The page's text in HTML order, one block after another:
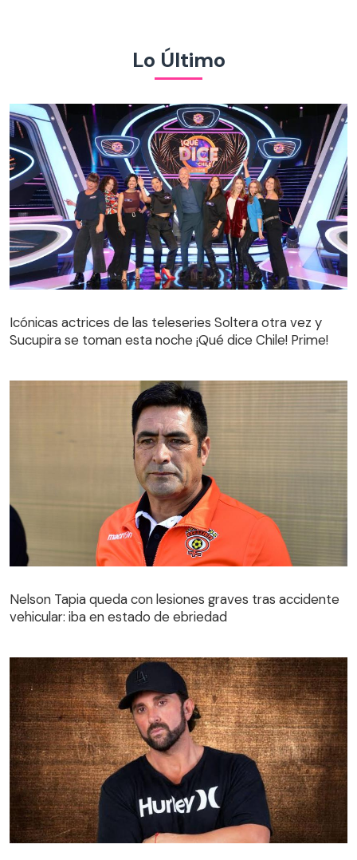
Lo Último
Icónicas actrices de las teleseries Soltera otra vez y
Sucupira se toman esta noche ¡Qué dice Chile! Prime!
vehicular: iba en estado de ebriedad
Nelson Tapia queda con lesiones graves tras accidente
vehicular: iba en estado de ebriedad